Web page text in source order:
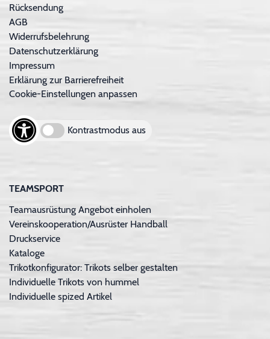
Rücksendung
AGB
Widerrufsbelehrung
Datenschutzerklärung
Impressum
Erklärung zur Barrierefreiheit
Cookie-Einstellungen anpassen
Kontrastmodus aus
TEAMSPORT
Teamausrüstung Angebot einholen
Vereinskooperation/Ausrüster Handball
Druckservice
Kataloge
Trikotkonfigurator: Trikots selber gestalten
Individuelle Trikots von hummel
Individuelle spized Artikel